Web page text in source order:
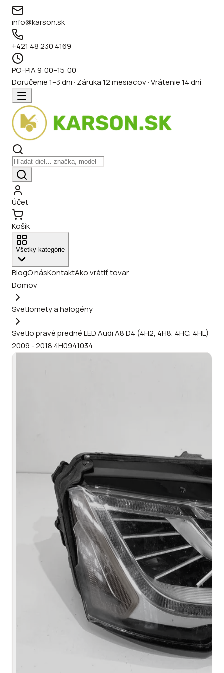
info@karson.sk
+421 48 230 4169
PO–PIA 9:00–15:00
Doručenie 1–3 dni · Záruka 12 mesiacov · Vrátenie 14 dní
Účet
Košík
Všetky kategórie
BlogO násKontaktAko vrátiť tovar
Domov
Svetlomety a halogény
Svetlo pravé predné LED Audi A8 D4 (4H2, 4H8, 4HC, 4HL)
2009 - 2018 4H0941034